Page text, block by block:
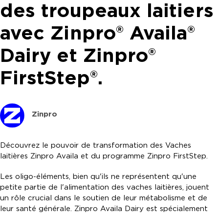
des troupeaux laitiers
avec Zinpro® Availa®
Dairy et Zinpro®
FirstStep®.
Zinpro
Découvrez le pouvoir de transformation des Vaches
laitières Zinpro Availa et du programme Zinpro FirstStep.
Les oligo-éléments, bien qu'ils ne représentent qu'une
petite partie de l'alimentation des vaches laitières, jouent
un rôle crucial dans le soutien de leur métabolisme et de
leur santé générale. Zinpro Availa Dairy est spécialement